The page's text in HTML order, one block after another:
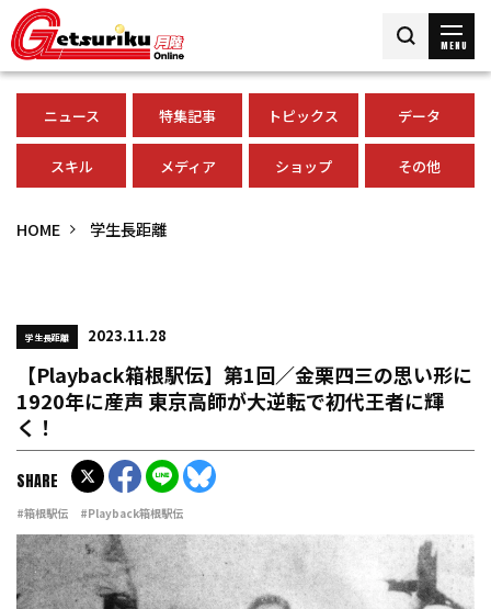
MENU
ニュース 特集記事 トピックス データ
スキル メディア ショップ その他
HOME 学生長距離
学生長距離 2023.11.28
【Playback箱根駅伝】第1回／金栗四三の思い形に
1920年に産声 東京高師が大逆転で初代王者に輝
く！
#箱根駅伝 #Playback箱根駅伝
SHARE